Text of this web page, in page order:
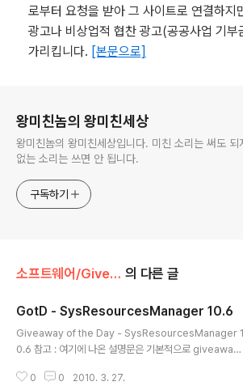
로부터 요청을 받아 그 사이트로 연결하지
광고나 비상업적 협찬 광고(공공사업 기부
가리킵니다. [본문으로]
왕미친놈의 왕미친세상
왕미친놈의 왕미친세상입니다. 미친 소리는 써도 되
없는 소리는 쓰면 안 됩니다.
구독하기
소프트웨어/Giveaway 의 다른 글
GotD - SysResourcesManager 10.6
Giveaway of the Day - SysResourcesManager 1
0.6 참고 : 여기에 나온 설명문은 기본적으로 giveawayo
이 글을 이용할 때에는 크리에이티브 커먼즈 저작자표시-
0 0 2010. 3. 27.